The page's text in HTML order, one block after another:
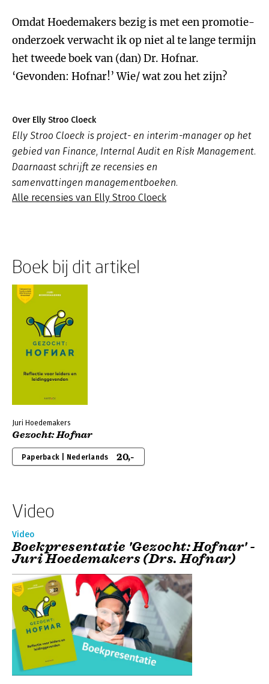
Omdat Hoedemakers bezig is met een promotie-
onderzoek verwacht ik op niet al te lange termijn
het tweede boek van (dan) Dr. Hofnar.
‘Gevonden: Hofnar!’ Wie/ wat zou het zijn?
Over Elly Stroo Cloeck
Elly Stroo Cloeck is project- en interim-manager op het
gebied van Finance, Internal Audit en Risk Management.
Daarnaast schrijft ze recensies en
samenvattingen managementboeken.
Alle recensies van Elly Stroo Cloeck
Boek bij dit artikel
Juri Hoedemakers
Gezocht: Hofnar
Paperback | Nederlands 20,-
Video
Video
Boekpresentatie 'Gezocht: Hofnar' -
Juri Hoedemakers (Drs. Hofnar)